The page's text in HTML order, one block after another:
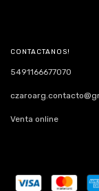
CONTACTANOS!
5491166677070
Venta online